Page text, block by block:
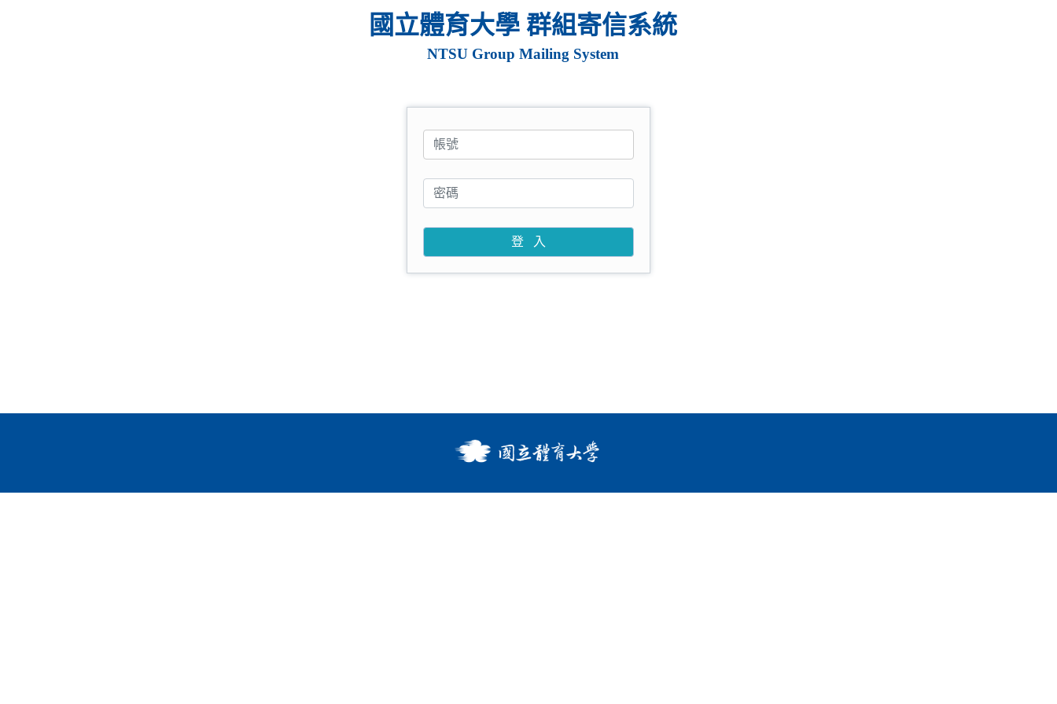
國立體育大學 群組寄信系統
NTSU Group Mailing System